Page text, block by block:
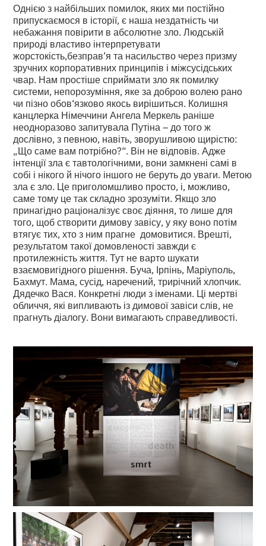
Однією з найбільших помилок, яких ми постійно
припускаємося в історії, є наша нездатність чи
небажання повірити в абсолютне зло. Людській
природі властиво інтерпретувати
жорстокість,безправ’я та насильство через призму
зручних корпоративних принципів і міжсусідських
чвар. Нам простіше сприймати зло як помилку
системи, непорозуміння, яке за доброю волею рано
чи пізно обов‘язково якось вирішиться. Колишня
канцлерка Німеччини Ангела Меркель раніше
неодноразово запитувала Путіна – до того ж
дослівно, з певною, навіть, зворушливою щирістю:
„Що саме вам потрібно?“. Він не відповів. Адже
інтенції зла є тавтологічними, вони замкнені самі в
собі і нікого й нічого іншого не беруть до уваги. Метою
зла є зло. Це приголомшливо просто, і, можливо,
саме тому це так складно зрозуміти. Якщо зло
принагідно раціоналізує своє діяння, то лише для
того, щоб створити димову завісу, у яку воно потім
втягує тих, хто з ним прагне домовитися. Врешті,
результатом такої домовленості завжди є
протилежність життя. Тут не варто шукати
взаємовигідного рішення. Буча, Ірпінь, Маріуполь,
Бахмут. Мама, сусід, наречений, трирічний хлопчик.
Дядечко Вася. Конкретні люди з іменами. Ці мертві
обличчя, які випливають із димової завіси слів, не
прагнуть діалогу. Вони вимагають справедливості.